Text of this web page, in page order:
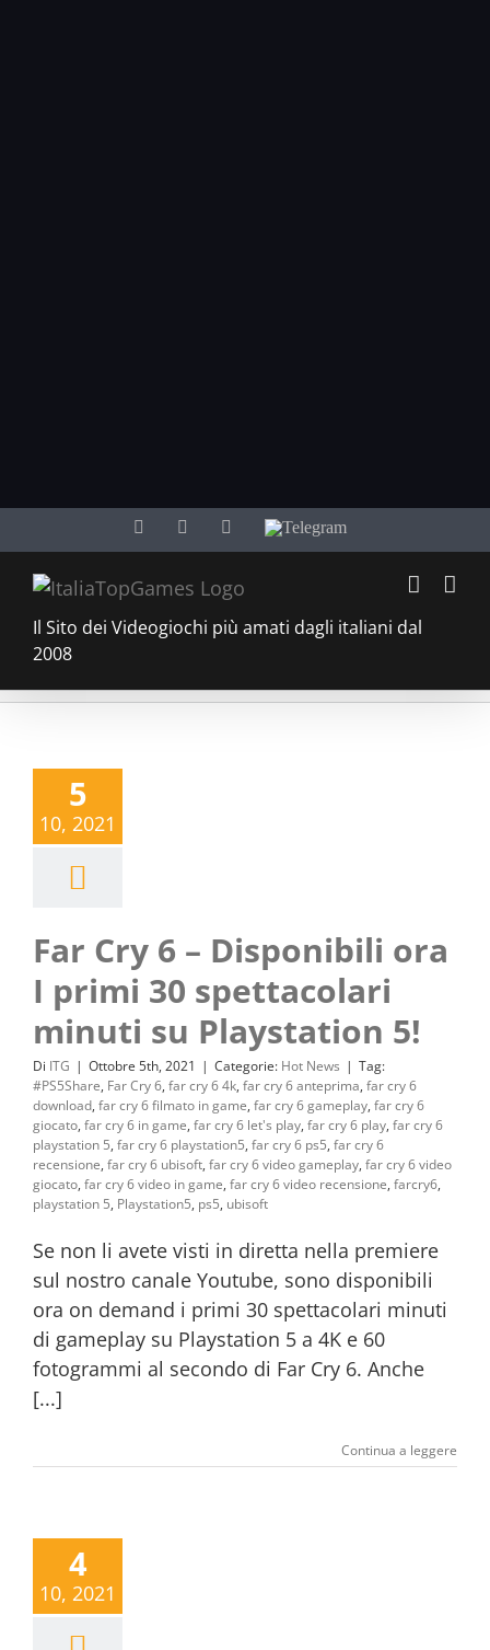
al
contenuto
FacebookTwitter YouTubeTelegram
Il Sito dei Videogiochi più amati dagli italiani dal
2008
5
10, 2021
Far Cry 6 – Disponibili ora
I primi 30 spettacolari
minuti su Playstation 5!
Di ITG | Ottobre 5th, 2021 | Categorie: Hot News | Tag:
#PS5Share, Far Cry 6, far cry 6 4k, far cry 6 anteprima, far cry 6
download, far cry 6 filmato in game, far cry 6 gameplay, far cry 6
giocato, far cry 6 in game, far cry 6 let's play, far cry 6 play, far cry 6
playstation 5, far cry 6 playstation5, far cry 6 ps5, far cry 6
recensione, far cry 6 ubisoft, far cry 6 video gameplay, far cry 6 video
giocato, far cry 6 video in game, far cry 6 video recensione, farcry6,
playstation 5, Playstation5, ps5, ubisoft
Se non li avete visti in diretta nella premiere
sul nostro canale Youtube, sono disponibili
ora on demand i primi 30 spettacolari minuti
di gameplay su Playstation 5 a 4K e 60
fotogrammi al secondo di Far Cry 6. Anche
[...]
Continua a leggere
4
10, 2021